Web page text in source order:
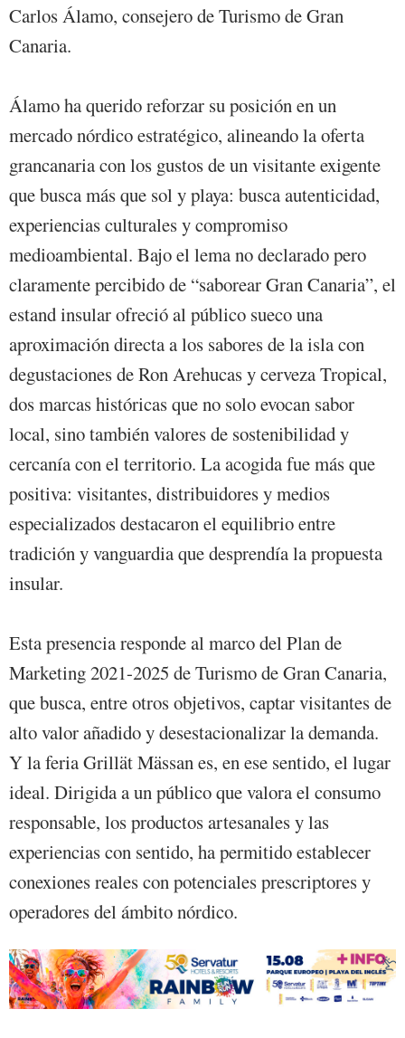
Carlos Álamo, consejero de Turismo de Gran
Canaria.
Álamo ha querido reforzar su posición en un
mercado nórdico estratégico, alineando la oferta
grancanaria con los gustos de un visitante exigente
que busca más que sol y playa: busca autenticidad,
experiencias culturales y compromiso
medioambiental. Bajo el lema no declarado pero
claramente percibido de “saborear Gran Canaria”, el
estand insular ofreció al público sueco una
aproximación directa a los sabores de la isla con
degustaciones de Ron Arehucas y cerveza Tropical,
dos marcas históricas que no solo evocan sabor
local, sino también valores de sostenibilidad y
cercanía con el territorio. La acogida fue más que
positiva: visitantes, distribuidores y medios
especializados destacaron el equilibrio entre
tradición y vanguardia que desprendía la propuesta
insular.
Esta presencia responde al marco del Plan de
Marketing 2021-2025 de Turismo de Gran Canaria,
que busca, entre otros objetivos, captar visitantes de
alto valor añadido y desestacionalizar la demanda.
Y la feria Grillät Mässan es, en ese sentido, el lugar
ideal. Dirigida a un público que valora el consumo
responsable, los productos artesanales y las
experiencias con sentido, ha permitido establecer
conexiones reales con potenciales prescriptores y
operadores del ámbito nórdico.